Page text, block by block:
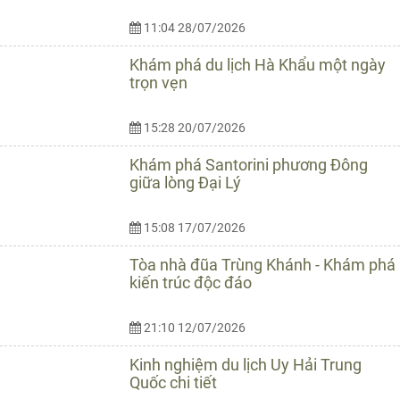
11:04 28/07/2026
Khám phá du lịch Hà Khẩu một ngày
trọn vẹn
15:28 20/07/2026
Khám phá Santorini phương Đông
giữa lòng Đại Lý
15:08 17/07/2026
Tòa nhà đũa Trùng Khánh - Khám phá
kiến trúc độc đáo
21:10 12/07/2026
Kinh nghiệm du lịch Uy Hải Trung
Quốc chi tiết